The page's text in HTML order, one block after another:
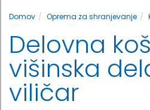
Domov Oprema za shranjevanje
Delovna
višinska
viličar